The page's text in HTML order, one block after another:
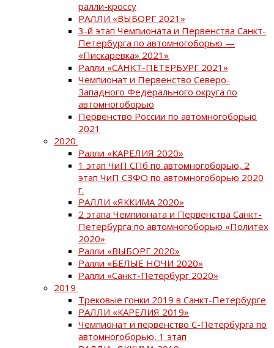
ралли-кроссу
РАЛЛИ «ВЫБОРГ 2021»
3-й этап Чемпионата и Первенства Санкт-
Петербурга по автомногоборью —
«Пискаревка» 2021»
Ралли «САНКТ-ПЕТЕРБУРГ 2021»
Чемпионат и Первенство Северо-
Западного Федерального округа по
автомногоборью
Первенство России по автомногоборью
2021
2020
Ралли «КАРЕЛИЯ 2020»
1 этап ЧиП СПб по автомногоборью, 2
этап ЧиП СЗФО по автомногоборью 2020
г.
РАЛЛИ «ЯККИМА 2020»
2 этапа Чемпионата и Первенства Санкт-
Петербурга по автомногоборью «Политех
2020»
Ралли «ВЫБОРГ 2020»
Ралли «БЕЛЫЕ НОЧИ 2020»
Ралли «Санкт-Петербург 2020»
2019
Трековые гонки 2019 в Санкт-Петербурге
РАЛЛИ «КАРЕЛИЯ 2019»
Чемпионат и первенство С-Петербурга по
автомногоборью, 1 этап